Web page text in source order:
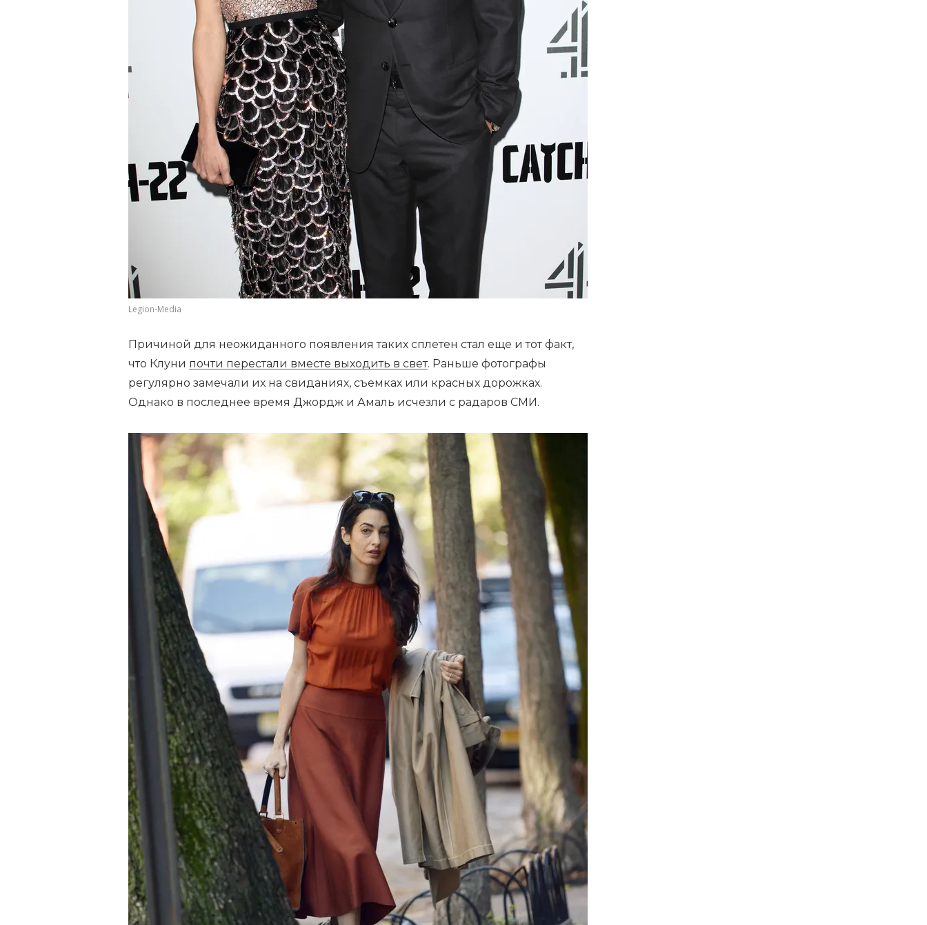
Legion-Media
Причиной для неожиданного появления таких сплетен стал еще и тот факт,
что Клуни почти перестали вместе выходить в свет. Раньше фотографы
регулярно замечали их на свиданиях, съемках или красных дорожках.
Однако в последнее время Джордж и Амаль исчезли с радаров СМИ.